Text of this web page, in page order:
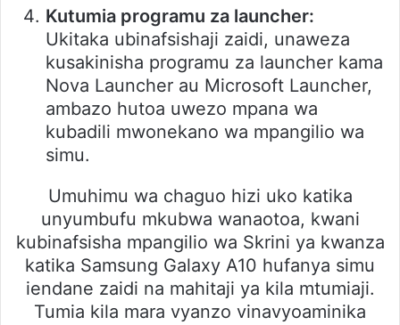
Kutumia programu za launcher:
Ukitaka ubinafsishaji zaidi, unaweza
kusakinisha programu za launcher kama
Nova Launcher au Microsoft Launcher,
ambazo hutoa uwezo mpana wa
kubadili mwonekano wa mpangilio wa
simu.
Umuhimu wa chaguo hizi uko katika
unyumbufu mkubwa wanaotoa, kwani
kubinafsisha mpangilio wa Skrini ya kwanza
katika Samsung Galaxy A10 hufanya simu
iendane zaidi na mahitaji ya kila mtumiaji.
Tumia kila mara vyanzo vinavyoaminika